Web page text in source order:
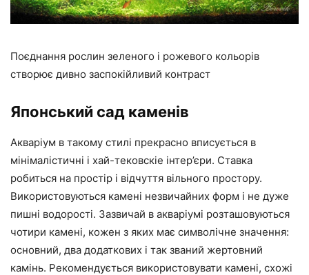
Поєднання рослин зеленого і рожевого кольорів
створює дивно заспокійливий контраст
Японський сад каменів
Акваріум в такому стилі прекрасно вписується в
мінімалістичні і хай-тековскіе інтер’єри. Ставка
робиться на простір і відчуття вільного простору.
Використовуються камені незвичайних форм і не дуже
пишні водорості. Зазвичай в акваріумі розташовуються
чотири камені, кожен з яких має символічне значення:
основний, два додаткових і так званий жертовний
камінь. Рекомендується використовувати камені, схожі